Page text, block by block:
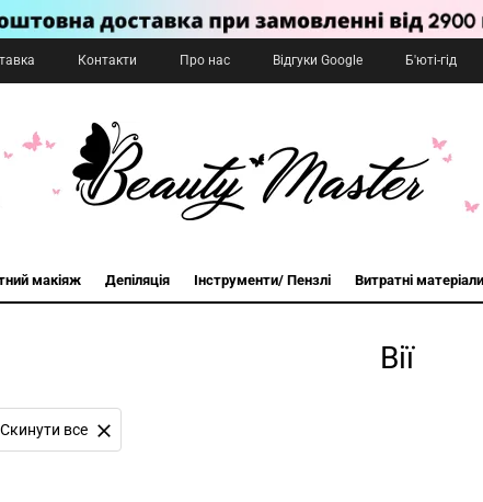
Контакти Про нас Відгуки Google Б'юті-гід
макіяж Депіляція Інструменти/ Пензлі Витратні матеріали
Вії
Cкинути все